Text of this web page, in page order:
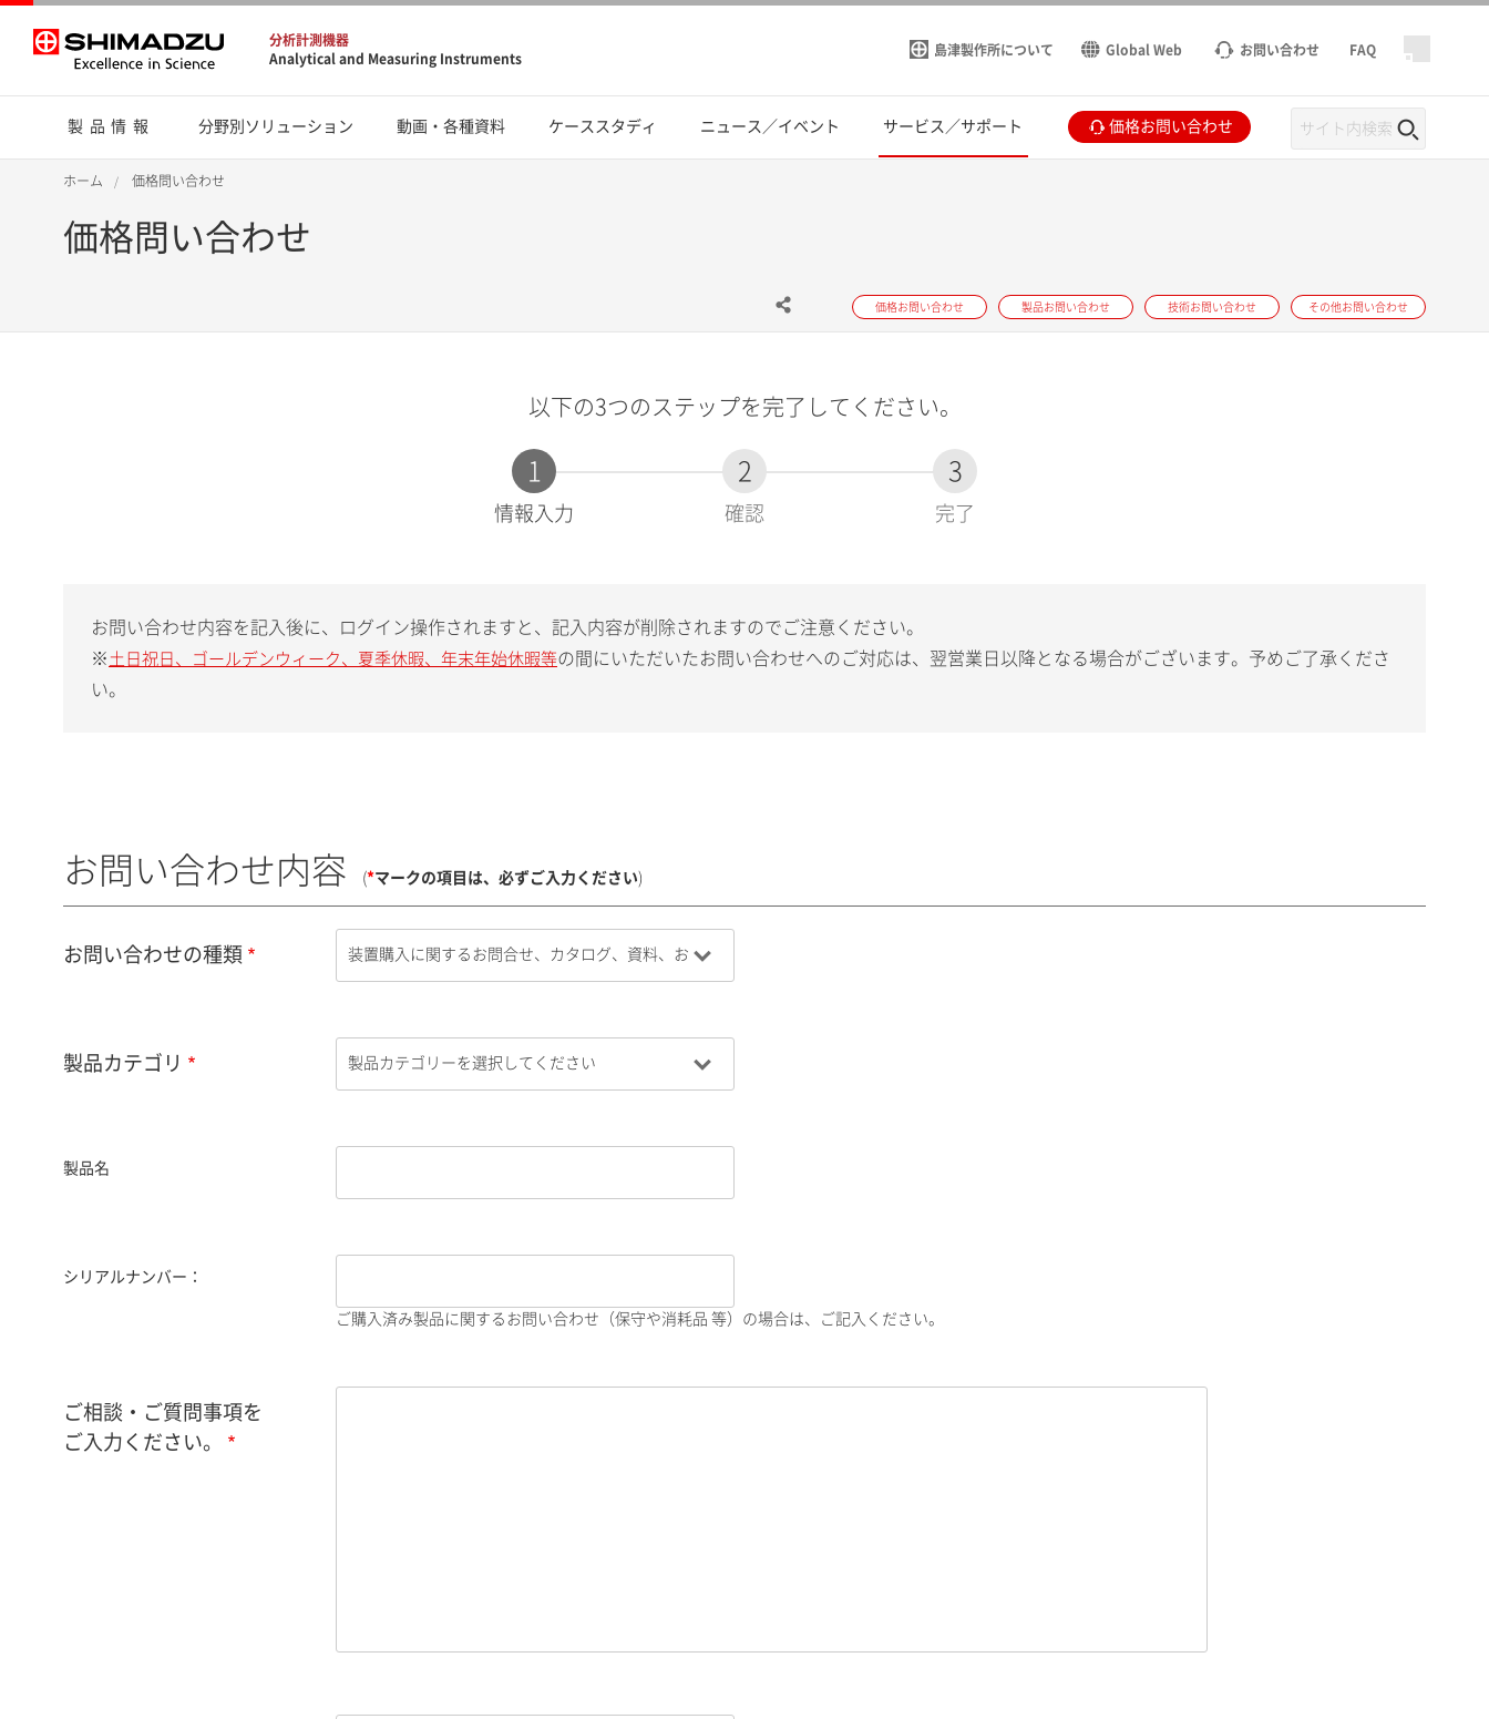
分析計測機器
Analytical and Measuring Instruments
島津製作所について Global Web お問い合わせ FAQ
製品情報 分野別ソリューション 動画・各種資料 ケーススタディ ニュース／イベント サービス／サポート 価格お問い合わせ
ホーム 価格問い合わせ
価格問い合わせ
価格お問い合わせ 製品お問い合わせ 技術お問い合わせ その他お問い合わせ
以下の3つのステップを完了してください。
1
現
情報入力
2
確認
3
完了
お問い合わせ内容を記入後に、ログイン操作されますと、記入内容が削除されますのでご注意ください。
※ 土日祝日、ゴールデンウィーク、夏季休暇、年末年始休暇等の間にいただいたお問い合わせへのご対応は、翌営業日以降となる場合がございます。予めご了承くださ
い。
お問い合わせ内容 (*マークの項目は、必ずご入力ください)
お問い合わせの種類
製品カテゴリ
製品名
シリアルナンバー：
ご購入済み製品に関するお問い合わせ（保守や消耗品 等）の場合は、ご記入ください。
ご相談・ご質問事項を
ご入力ください。